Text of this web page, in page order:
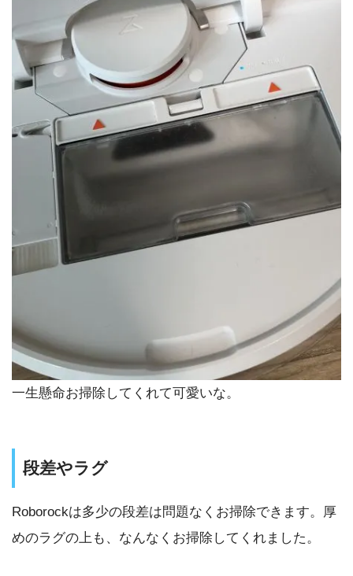
一生懸命お掃除してくれて可愛いな。
段差やラグ
Roborockは多少の段差は問題なくお掃除できます。厚
めのラグの上も、なんなくお掃除してくれました。